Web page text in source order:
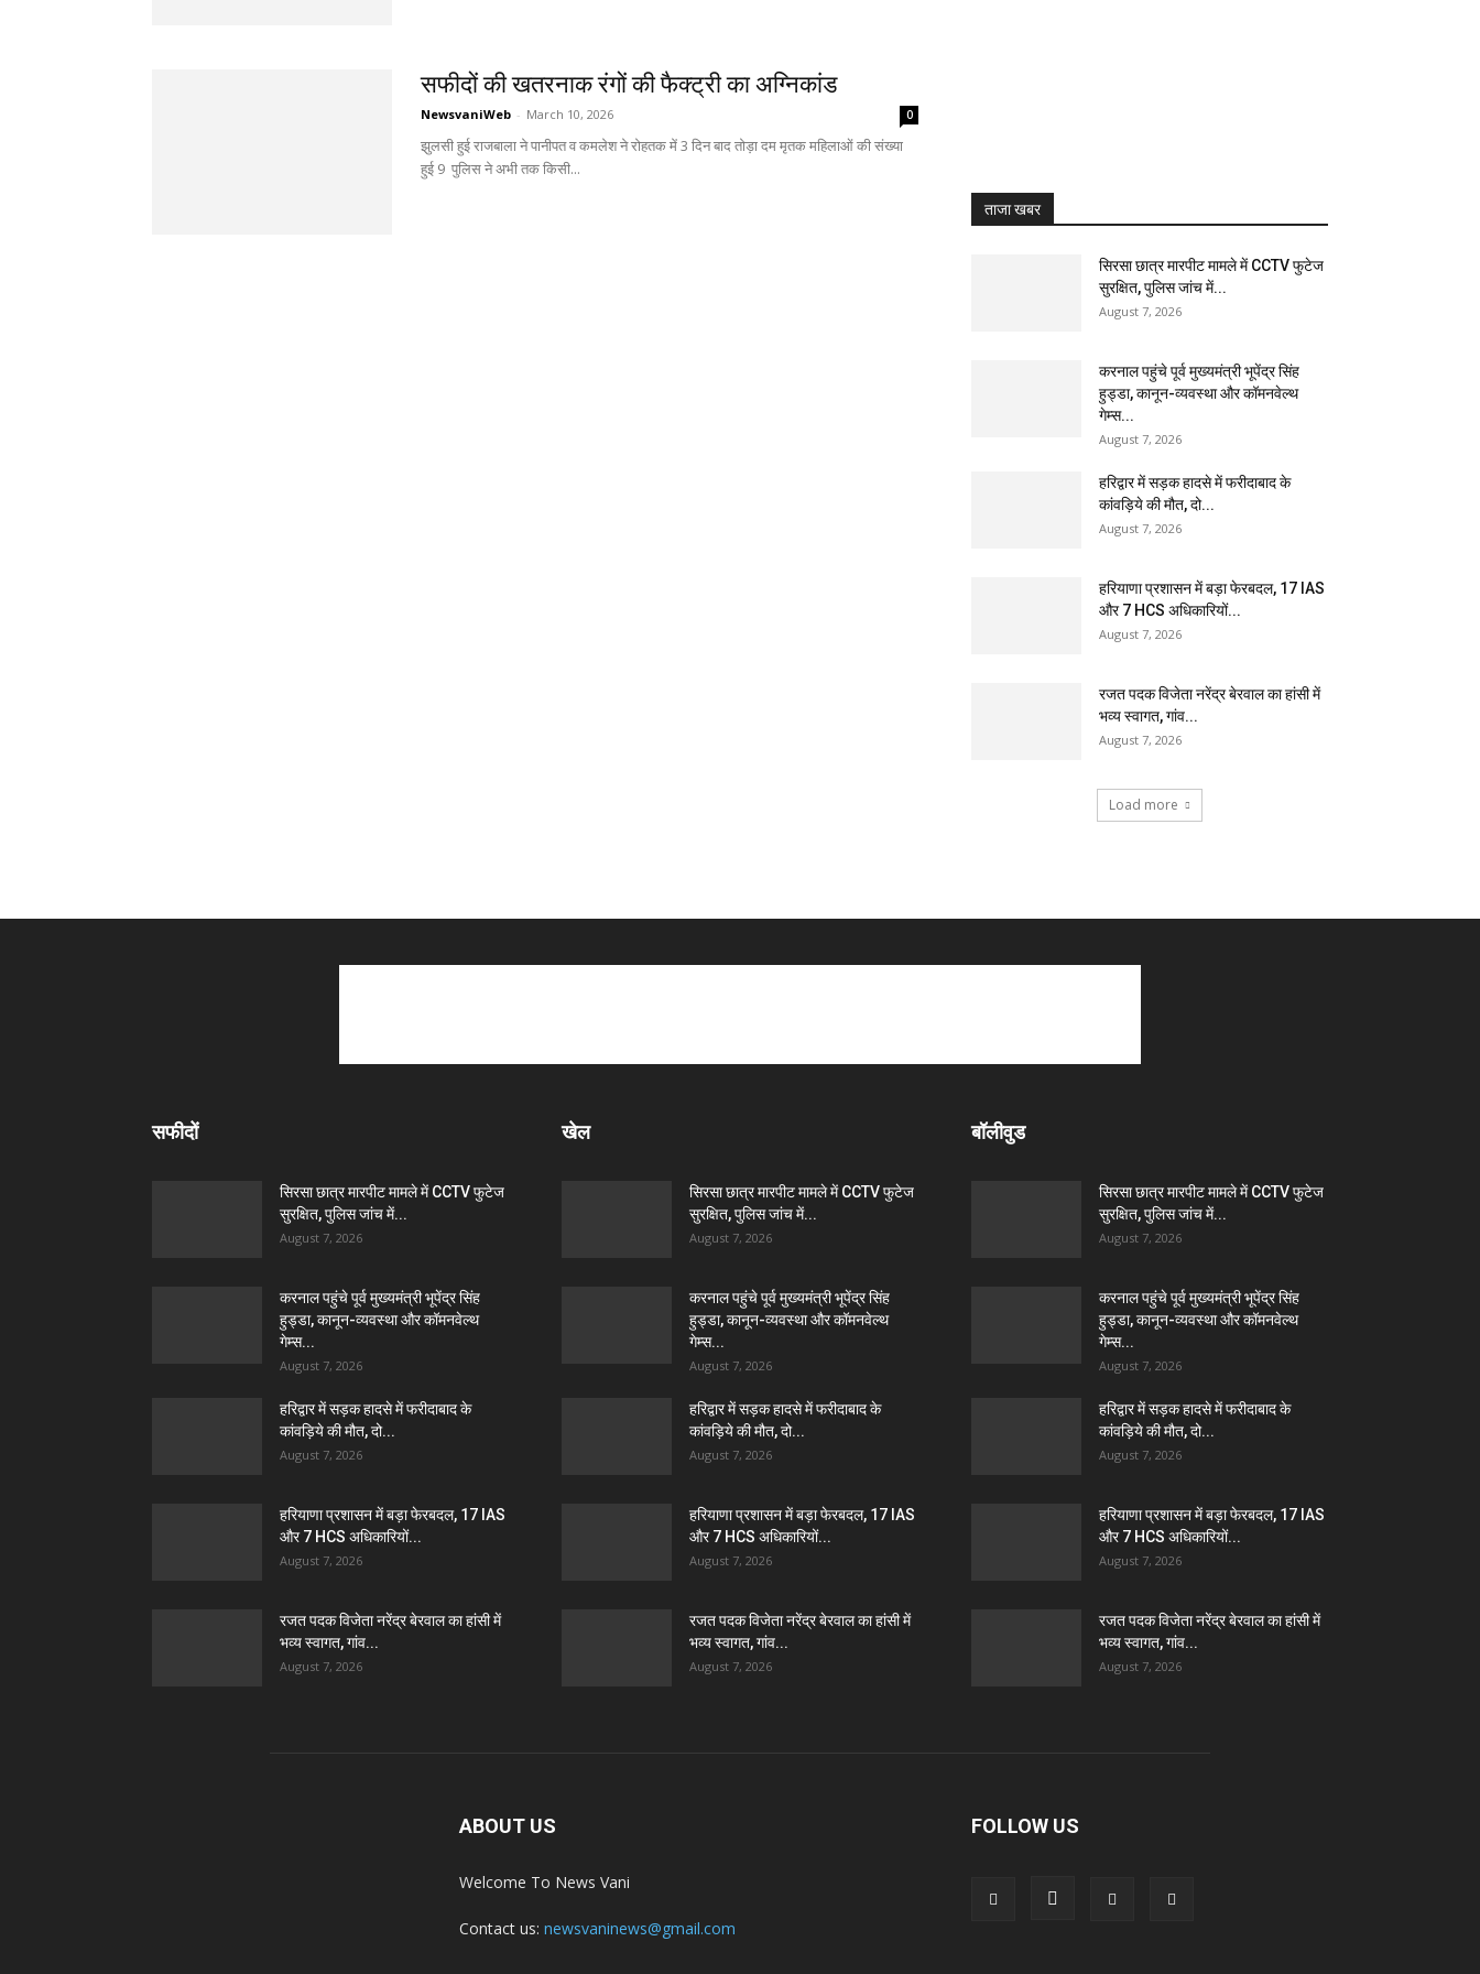
सफीदों की खतरनाक रंगों की फैक्ट्री का अग्निकांड
NewsvaniWeb - March 10, 2026 0
झुलसी हुई राजबाला ने पानीपत व कमलेश ने रोहतक में 3 दिन बाद तोड़ा दम मृतक महिलाओं की संख्या
हुई 9 पुलिस ने अभी तक किसी...
ताजा खबर
सिरसा छात्र मारपीट मामले में CCTV फुटेज
सुरक्षित, पुलिस जांच में...
August 7, 2026
करनाल पहुंचे पूर्व मुख्यमंत्री भूपेंद्र सिंह
हुड्डा, कानून-व्यवस्था और कॉमनवेल्थ
गेम्स...
August 7, 2026
हरिद्वार में सड़क हादसे में फरीदाबाद के
कांवड़िये की मौत, दो...
August 7, 2026
हरियाणा प्रशासन में बड़ा फेरबदल, 17 IAS
और 7 HCS अधिकारियों...
August 7, 2026
रजत पदक विजेता नरेंद्र बेरवाल का हांसी में
भव्य स्वागत, गांव...
August 7, 2026
Load more
सफीदों
सिरसा छात्र मारपीट मामले में CCTV फुटेज
सुरक्षित, पुलिस जांच में...
August 7, 2026
करनाल पहुंचे पूर्व मुख्यमंत्री भूपेंद्र सिंह
हुड्डा, कानून-व्यवस्था और कॉमनवेल्थ
गेम्स...
August 7, 2026
हरिद्वार में सड़क हादसे में फरीदाबाद के
कांवड़िये की मौत, दो...
August 7, 2026
हरियाणा प्रशासन में बड़ा फेरबदल, 17 IAS
और 7 HCS अधिकारियों...
August 7, 2026
रजत पदक विजेता नरेंद्र बेरवाल का हांसी में
भव्य स्वागत, गांव...
August 7, 2026
खेल
सिरसा छात्र मारपीट मामले में CCTV फुटेज
सुरक्षित, पुलिस जांच में...
August 7, 2026
करनाल पहुंचे पूर्व मुख्यमंत्री भूपेंद्र सिंह
हुड्डा, कानून-व्यवस्था और कॉमनवेल्थ
गेम्स...
August 7, 2026
हरिद्वार में सड़क हादसे में फरीदाबाद के
कांवड़िये की मौत, दो...
August 7, 2026
हरियाणा प्रशासन में बड़ा फेरबदल, 17 IAS
और 7 HCS अधिकारियों...
August 7, 2026
रजत पदक विजेता नरेंद्र बेरवाल का हांसी में
भव्य स्वागत, गांव...
August 7, 2026
बॉलीवुड
सिरसा छात्र मारपीट मामले में CCTV फुटेज
सुरक्षित, पुलिस जांच में...
August 7, 2026
करनाल पहुंचे पूर्व मुख्यमंत्री भूपेंद्र सिंह
हुड्डा, कानून-व्यवस्था और कॉमनवेल्थ
गेम्स...
August 7, 2026
हरिद्वार में सड़क हादसे में फरीदाबाद के
कांवड़िये की मौत, दो...
August 7, 2026
हरियाणा प्रशासन में बड़ा फेरबदल, 17 IAS
और 7 HCS अधिकारियों...
August 7, 2026
रजत पदक विजेता नरेंद्र बेरवाल का हांसी में
भव्य स्वागत, गांव...
August 7, 2026
ABOUT US
Welcome To News Vani
Contact us: newsvaninews@gmail.com
FOLLOW US